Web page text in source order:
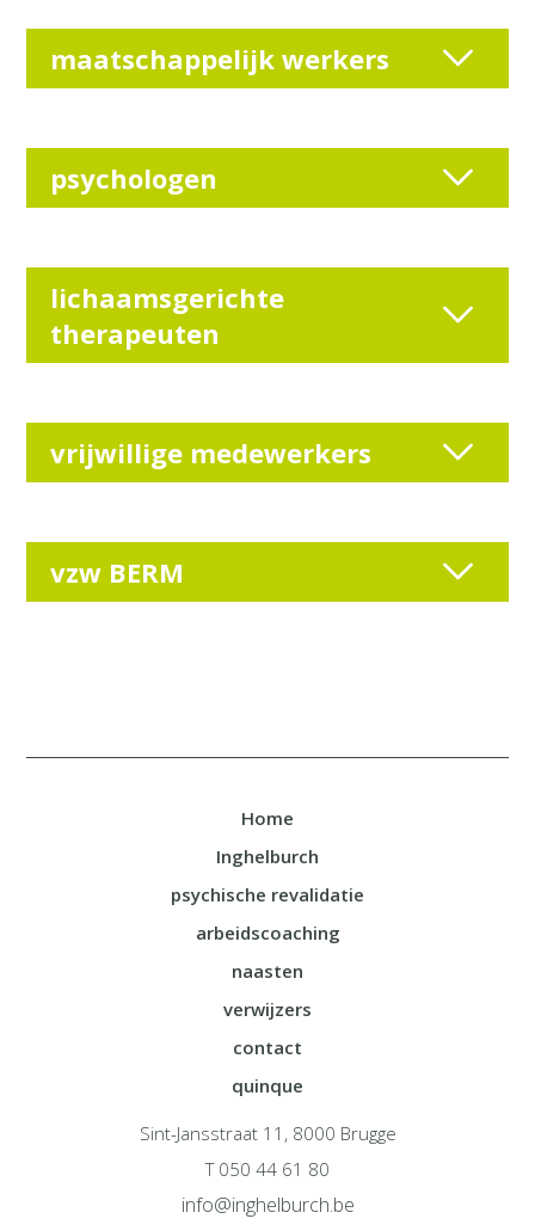
maatschappelijk werkers
psychologen
lichaamsgerichte
therapeuten
vrijwillige medewerkers
vzw BERM
Home
Inghelburch
psychische revalidatie
arbeidscoaching
naasten
verwijzers
contact
quinque
Sint-Jansstraat 11, 8000 Brugge
T 050 44 61 80
info@inghelburch.be